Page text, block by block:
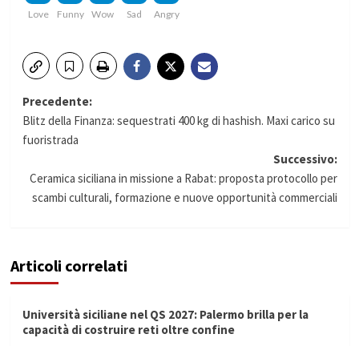
Love
Funny
Wow
Sad
Angry
Navigazione
articolo
Precedente:
Blitz della Finanza: sequestrati 400 kg di hashish. Maxi carico su
fuoristrada
Successivo:
Ceramica siciliana in missione a Rabat: proposta protocollo per
scambi culturali, formazione e nuove opportunità commerciali
Articoli correlati
Università siciliane nel QS 2027: Palermo brilla per la
capacità di costruire reti oltre confine